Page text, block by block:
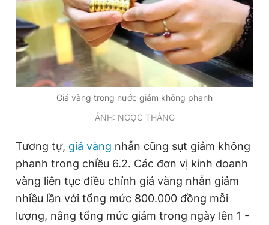
Hotline
0906 645 777
Liên hệ quảng cáo
0908 780 404
Đặt báo Quảng cáo RSS Tòa soạn Chính sách bảo
Tổng biên tập: Nguyễn Ngọc Toàn
Phó tổng biên tập thường trực: Hải Thành
Phó tổng biên tập: Lâm Hiếu Dũng
Tổng thư ký tòa soạn: Đức Trung
Giấy phép xuất bản số 110/GP - BTTTT cấp ngày 24.3.2020
© 2003-2026 Bản quyền thuộc về Báo Thanh Niên. Cấm sao
chép dưới mọi hình thức nếu không có sự chấp thuận bằng văn
bản. Phát triển bởi ePi Technologies, JSC.
Giá vàng trong nước giảm không phanh
ẢNH: NGỌC THẮNG
Tương tự, giá vàng nhẫn cũng sụt giảm không
phanh trong chiều 6.2. Các đơn vị kinh doanh
vàng liên tục điều chỉnh giá vàng nhẫn giảm
nhiều lần với tổng mức 800.000 đồng mỗi
lượng, nâng tổng mức giảm trong ngày lên 1 -